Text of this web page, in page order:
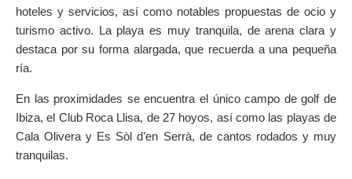
Dati pratici
SULLA MAPPA
hoteles y servicios, así como notables propuestas de ocio y
turismo activo. La playa es muy tranquila, de arena clara y
destaca por su forma alargada, que recuerda a una pequeña
ría.
En las proximidades se encuentra el único campo de golf de
Ibiza, el Club Roca Llisa, de 27 hoyos, así como las playas de
Cala Olivera y Es Sòl d’en Serrà, de cantos rodados y muy
tranquilas.